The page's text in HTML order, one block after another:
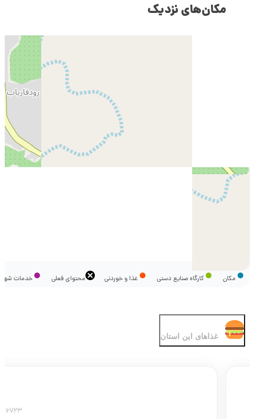
مکان‌های نزدیک
مکان کارگاه صنایع دستی غذا و خوردنی محتوای فعلی خدمات